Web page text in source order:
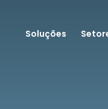
Soluções